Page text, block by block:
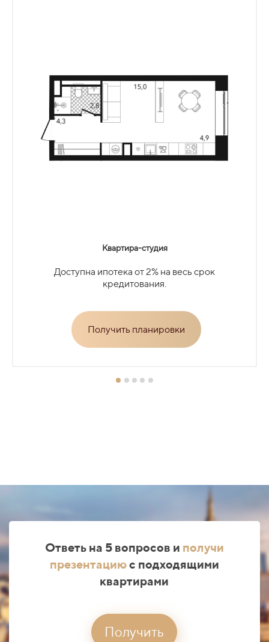
Квартира-студия
Доступна ипотека от 2% на весь срок
кредитования.
Получить планировки
Ответь на 5 вопросов и получи
презентациюс подходящими
квартирами
Получить